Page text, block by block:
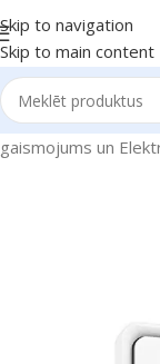
Skip to navigation
Skip to main content
un